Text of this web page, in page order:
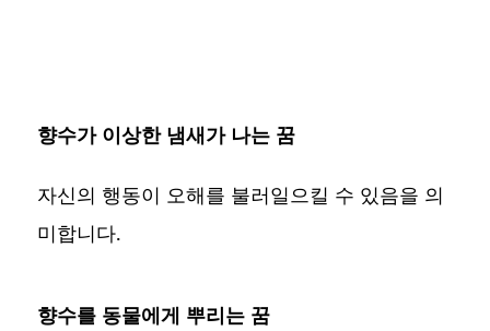
향수가 이상한 냄새가 나는 꿈
자신의 행동이 오해를 불러일으킬 수 있음을 의
미합니다.
향수를 동물에게 뿌리는 꿈